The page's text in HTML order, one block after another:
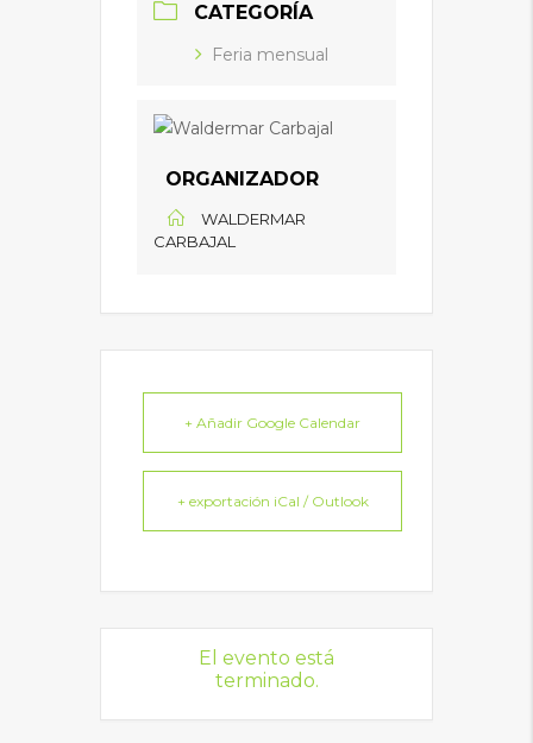
CATEGORÍA
Feria mensual
ORGANIZADOR
WALDERMAR
CARBAJAL
+ Añadir Google Calendar
+ exportación iCal / Outlook
El evento está
terminado.